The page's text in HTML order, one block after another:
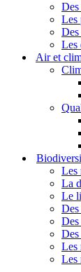
Des
Les
Les
Air et
Les
La
Le
Les
Les